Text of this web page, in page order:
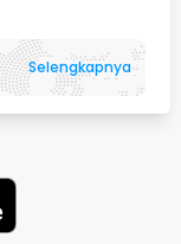
Selengkapnya